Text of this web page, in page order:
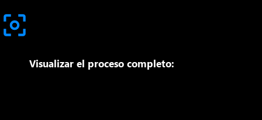
Visualizar el proceso completo: